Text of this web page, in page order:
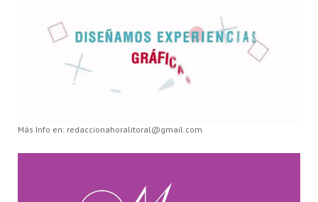
Más Info en: redaccionahoralitoral@gmail.com